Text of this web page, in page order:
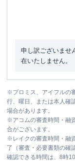
申し訳ございませ
在いたしません。
※プロミス、アイフルの
行、曜日、または本人確
場合があります。
※アコムの審査時間・融
合がございます。
※ レイクの審査時間・融
了（審査・必要書類の確
確認できる時間は、8時